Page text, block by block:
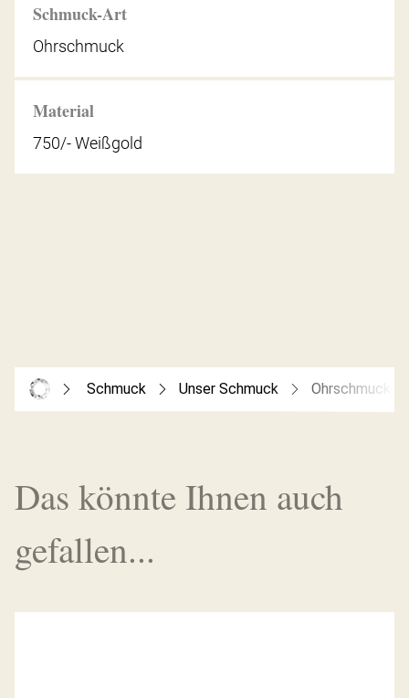
Schmuck-Art
Ohrschmuck
Material
750/- Weißgold
Schmuck Unser Schmuck Ohrschmuck
Das könnte Ihnen auch
gefallen...